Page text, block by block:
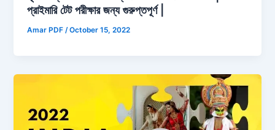
প্রাইমারি টেট পরীক্ষার জন্য গুরুপ্তপূর্ণ |
Amar PDF /October 15, 2022